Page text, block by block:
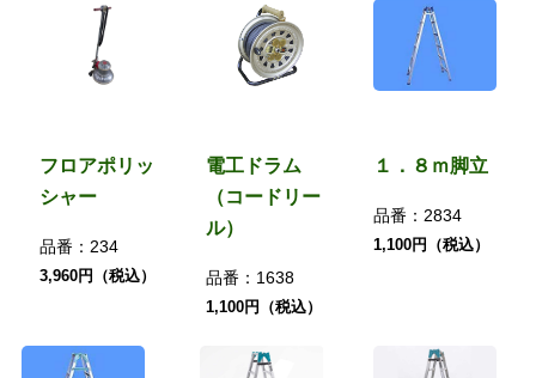
フロアポリッ
シャー
品番： 234
3,960円（税込）
電工ドラム
（コードリー
ル）
品番： 1638
1,100円（税込）
１．８ｍ脚立
品番： 2834
1,100円（税込）